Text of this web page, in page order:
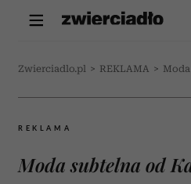
Zwierciadlo.pl > REKLAMA >
REKLAMA
Moda subtelna od